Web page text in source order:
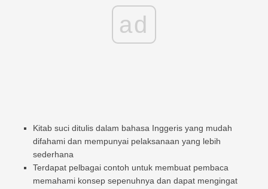
ad
Kitab suci ditulis dalam bahasa Inggeris yang mudah
difahami dan mempunyai pelaksanaan yang lebih
sederhana
Terdapat pelbagai contoh untuk membuat pembaca
memahami konsep sepenuhnya dan dapat mengingat